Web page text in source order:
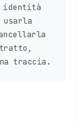
identità
usarla
traccia.